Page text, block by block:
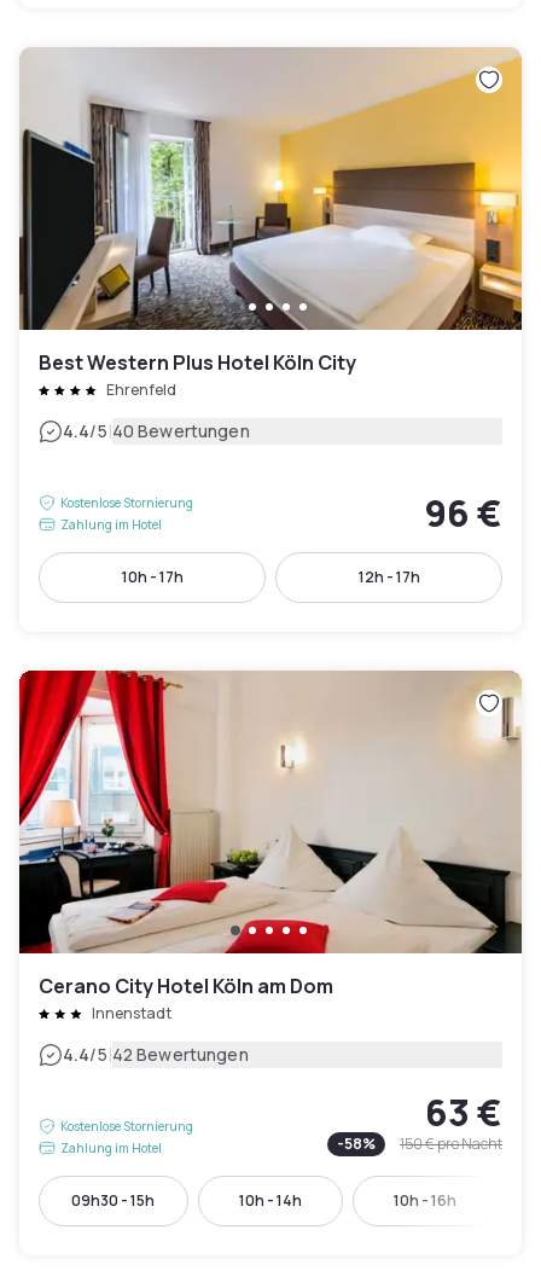
Best Western Plus Hotel Köln City
Ehrenfeld
4.4/5|40 Bewertungen
Kostenlose Stornierung
Zahlung im Hotel
96 €
10h - 17h 12h - 17h
Cerano City Hotel Köln am Dom
Innenstadt
4.4/5|42 Bewertungen
Kostenlose Stornierung
Zahlung im Hotel
63 €
-58% 150 €pro Nacht
09h30 - 15h 10h - 14h 10h - 16h